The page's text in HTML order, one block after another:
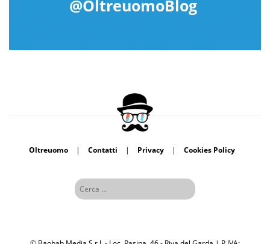
@OltreuomoBlog
Oltreuomo | Contatti | Privacy | Cookies Policy